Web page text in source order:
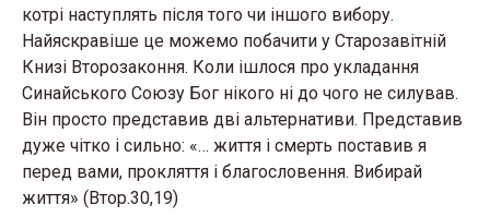
котрі наступлять після того чи іншого вибору.
Найяскравіше це можемо побачити у Старозавітній
Книзі Второзаконня. Коли ішлося про укладання
Синайського Союзу Бог нікого ні до чого не силував.
Він просто представив дві альтернативи. Представив
дуже чітко і сильно: «… життя і смерть поставив я
перед вами, прокляття і благословення. Вибирай
життя» (Втор.30,19)